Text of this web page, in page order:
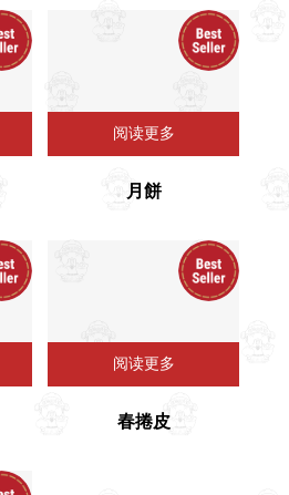
阅读更多
⽉餅
阅读更多
春捲皮